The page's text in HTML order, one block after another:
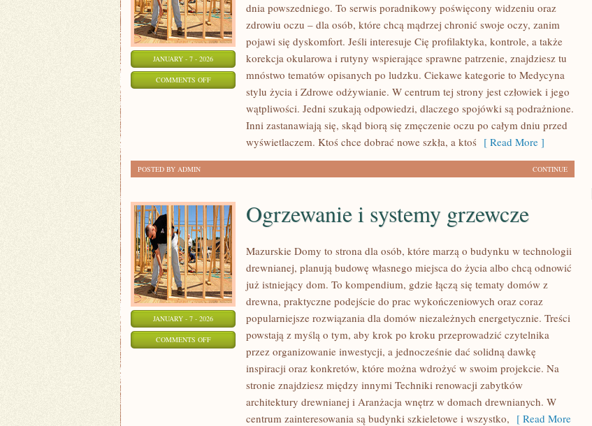
JANUARY - 7 - 2026
COMMENTS OFFON
AUTOIMMUNOLOGICZNE
dnia powszedniego. To serwis poradnikowy poświęcony widzeniu oraz
zdrowiu oczu – dla osób, które chcą mądrzej chronić swoje oczy, zanim
pojawi się dyskomfort. Jeśli interesuje Cię profilaktyka, kontrole, a także
korekcja okularowa i rutyny wspierające sprawne patrzenie, znajdziesz tu
mnóstwo tematów opisanych po ludzku. Ciekawe kategorie to Medycyna
stylu życia i Zdrowe odżywianie. W centrum tej strony jest człowiek i jego
wątpliwości. Jedni szukają odpowiedzi, dlaczego spojówki są podrażnione.
Inni zastanawiają się, skąd biorą się zmęczenie oczu po całym dniu przed
wyświetlaczem. Ktoś chce dobrać nowe szkła, a ktoś [ Read More ]
CONTINUE
POSTED BY ADMIN
JANUARY - 7 - 2026
COMMENTS OFFON
OGRZEWANIE
GRZEWCZE
Ogrzewanie i systemy grzewcze
Mazurskie Domy to strona dla osób, które marzą o budynku w technologii
drewnianej, planują budowę własnego miejsca do życia albo chcą odnowić
już istniejący dom. To kompendium, gdzie łączą się tematy domów z
drewna, praktyczne podejście do prac wykończeniowych oraz coraz
popularniejsze rozwiązania dla domów niezależnych energetycznie. Treści
powstają z myślą o tym, aby krok po kroku przeprowadzić czytelnika
przez organizowanie inwestycji, a jednocześnie dać solidną dawkę
inspiracji oraz konkretów, które można wdrożyć w swoim projekcie. Na
stronie znajdziesz między innymi Techniki renowacji zabytków
architektury drewnianej i Aranżacja wnętrz w domach drewnianych. W
centrum zainteresowania są budynki szkieletowe i wszystko, [ Read More